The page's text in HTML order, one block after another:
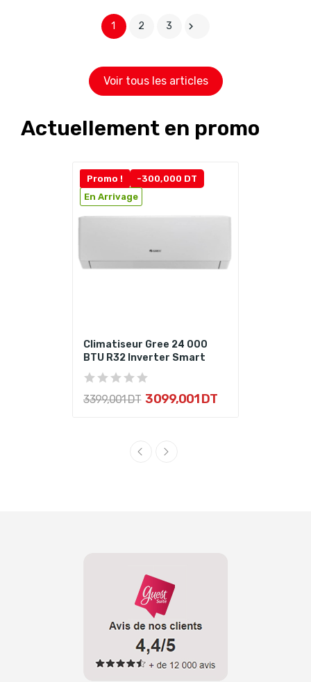
1 2 3 
Voir tous les articles
Actuellement en promo
Promo !
-300,000 DT
En Arrivage
Climatiseur Gree 24 000
BTU R32 Inverter Smart
3 399,001 DT 3 099,001 DT